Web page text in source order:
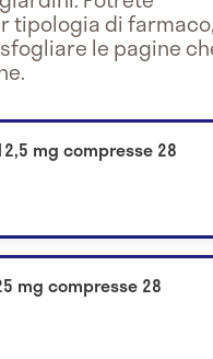
tipologia di
le pagine
mg compresse 28
mg compresse 28